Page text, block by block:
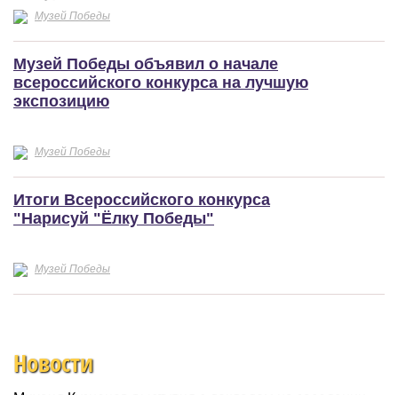
Музей Победы
Музей Победы объявил о начале
всероссийского конкурса на лучшую
экспозицию
Музей Победы
Итоги Всероссийского конкурса
"Нарисуй "Ёлку Победы"
Музей Победы
Новости